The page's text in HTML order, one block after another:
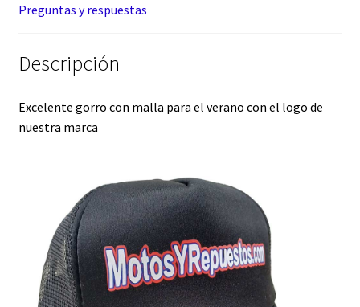
Preguntas y respuestas
Descripción
Excelente gorro con malla para el verano con el logo de
nuestra marca